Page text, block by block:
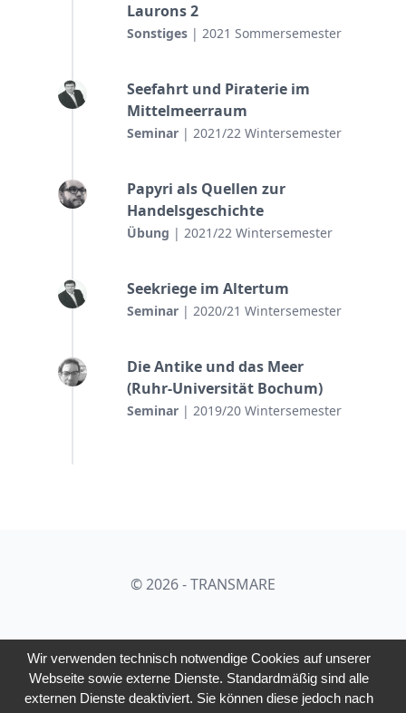
Laurons 2
Sonstiges | 2021 Sommersemester
Seefahrt und Piraterie im
Mittelmeerraum
Seminar | 2021/22 Wintersemester
Papyri als Quellen zur
Handelsgeschichte
Übung | 2021/22 Wintersemester
Seekriege im Altertum
Seminar | 2020/21 Wintersemester
Die Antike und das Meer
(Ruhr-Universität Bochum)
Seminar | 2019/20 Wintersemester
© 2026 - TRANSMARE
Wir verwenden technisch notwendige Cookies auf unserer
Webseite sowie externe Dienste. Standardmäßig sind alle
externen Dienste deaktiviert. Sie können diese jedoch nach